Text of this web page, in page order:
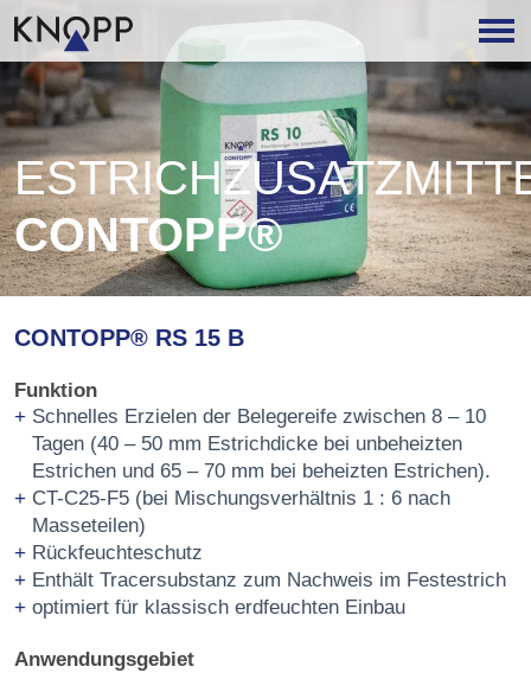
CONTOPP®
CONTOPP® RS 15 B
Funktion
Schnelles Erzielen der Belegereife zwischen 8 – 10
Tagen (40 – 50 mm Estrichdicke bei unbeheizten
Estrichen und 65 – 70 mm bei beheizten Estrichen).
CT-C25-F5 (bei Mischungsverhältnis 1 : 6 nach
Masseteilen)
Rückfeuchteschutz
Enthält Tracersubstanz zum Nachweis im Festestrich
optimiert für klassisch erdfeuchten Einbau
Anwendungsgebiet